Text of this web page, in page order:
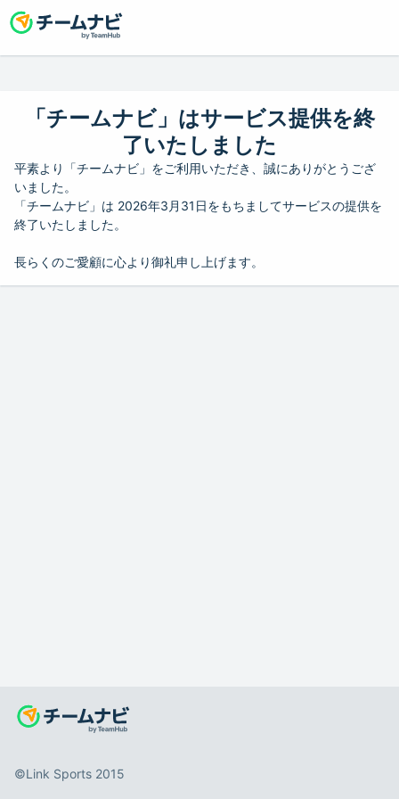
「チームナビ」はサービス提供を終
了いたしました
平素より「チームナビ」をご利用いただき、誠にありがとうござ
いました。
「チームナビ」は 2026年3月31日をもちましてサービスの提供を
終了いたしました。
長らくのご愛顧に心より御礼申し上げます。
©️Link Sports 2015